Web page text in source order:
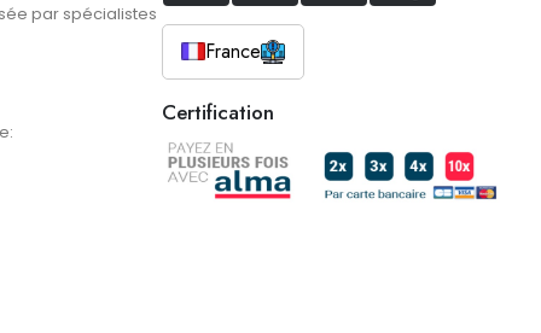
par spécialistes
France
Certification